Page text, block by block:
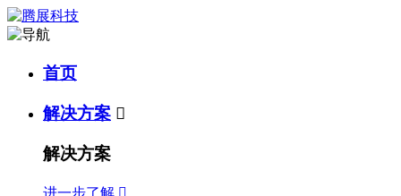
首页
解决方案 
解决方案
进一步了解 